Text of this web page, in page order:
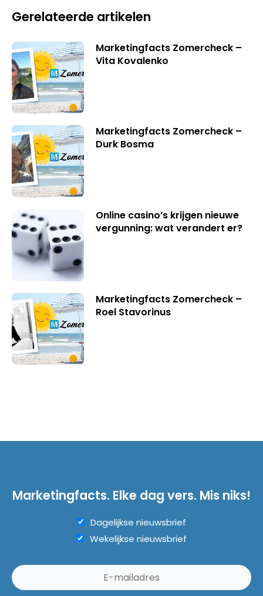
Gerelateerde artikelen
Marketingfacts Zomercheck –
Vita Kovalenko
Marketingfacts Zomercheck –
Durk Bosma
Online casino’s krijgen nieuwe
vergunning: wat verandert er?
Marketingfacts Zomercheck –
Roel Stavorinus
Marketingfacts. Elke dag vers. Mis niks!
Dagelijkse nieuwsbrief
Wekelijkse nieuwsbrief